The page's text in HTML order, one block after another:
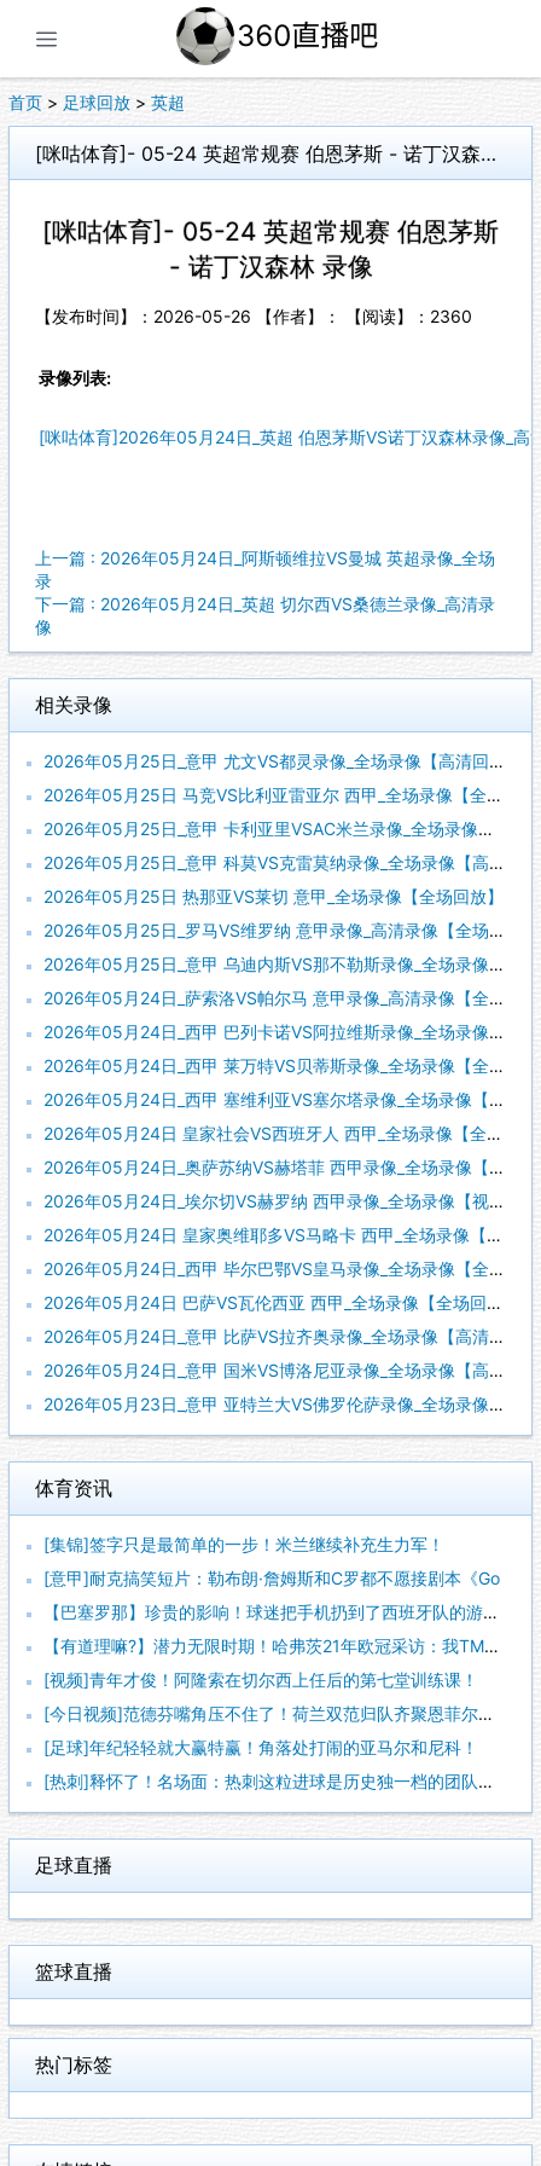
首页 > 足球回放 > 英超
[咪咕体育]- 05-24 英超常规赛 伯恩茅斯 - 诺丁汉森林 录像
[咪咕体育]- 05-24 英超常规赛 伯恩茅斯
- 诺丁汉森林 录像
【发布时间】：2026-05-26 【作者】： 【阅读】： 2360
录像列表:
[咪咕体育]2026年05月24日_英超 伯恩茅斯VS诺丁汉森林录像_高
上一篇 : 2026年05月24日_阿斯顿维拉VS曼城 英超录像_全场
录
下一篇 : 2026年05月24日_英超 切尔西VS桑德兰录像_高清录
像
相关录像
2026年05月25日_意甲 尤文VS都灵录像_全场录像【高清回放】
2026年05月25日 马竞VS比利亚雷亚尔 西甲_全场录像【全场回放】
2026年05月25日_意甲 卡利亚里VSAC米兰录像_全场录像【高清回放】
2026年05月25日_意甲 科莫VS克雷莫纳录像_全场录像【高清回放】
2026年05月25日 热那亚VS莱切 意甲_全场录像【全场回放】
2026年05月25日_罗马VS维罗纳 意甲录像_高清录像【全场回放】
2026年05月25日_意甲 乌迪内斯VS那不勒斯录像_全场录像【高清回放】
2026年05月24日_萨索洛VS帕尔马 意甲录像_高清录像【全场回放】
2026年05月24日_西甲 巴列卡诺VS阿拉维斯录像_全场录像【视频集锦】
2026年05月24日_西甲 莱万特VS贝蒂斯录像_全场录像【全场回放】
2026年05月24日_西甲 塞维利亚VS塞尔塔录像_全场录像【全场回放】
2026年05月24日 皇家社会VS西班牙人 西甲_全场录像【全场回放】
2026年05月24日_奥萨苏纳VS赫塔菲 西甲录像_全场录像【全场回放】
2026年05月24日_埃尔切VS赫罗纳 西甲录像_全场录像【视频集锦】
2026年05月24日 皇家奥维耶多VS马略卡 西甲_全场录像【视频集锦】
2026年05月24日_西甲 毕尔巴鄂VS皇马录像_全场录像【全场回放】
2026年05月24日 巴萨VS瓦伦西亚 西甲_全场录像【全场回放】
2026年05月24日_意甲 比萨VS拉齐奥录像_全场录像【高清回放】
2026年05月24日_意甲 国米VS博洛尼亚录像_全场录像【高清回放】
2026年05月23日_意甲 亚特兰大VS佛罗伦萨录像_全场录像【高清回放】
体育资讯
[集锦]签字只是最简单的一步！米兰继续补充生力军！
[意甲]耐克搞笑短片：勒布朗·詹姆斯和C罗都不愿接剧本《Go
【巴塞罗那】珍贵的影响！球迷把手机扔到了西班牙队的游行大巴上
【有道理嘛?】潜力无限时期！哈弗茨21年欧冠采访：我TM一点
[视频]青年才俊！阿隆索在切尔西上任后的第七堂训练课！
[今日视频]范德芬嘴角压不住了！荷兰双范归队齐聚恩菲尔德！
[足球]年纪轻轻就大赢特赢！角落处打闹的亚马尔和尼科！
[热刺]释怀了！名场面：热刺这粒进球是历史独一档的团队配合！
足球直播
篮球直播
热门标签